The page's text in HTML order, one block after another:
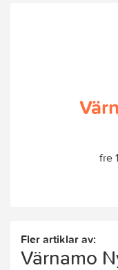
fre
Fler artiklar av:
Värnamo